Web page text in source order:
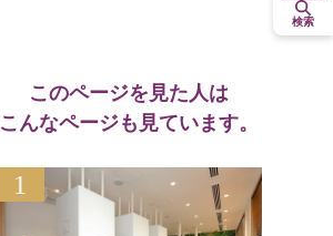
このページを見た人は
こんなページも見ています。
1
検索